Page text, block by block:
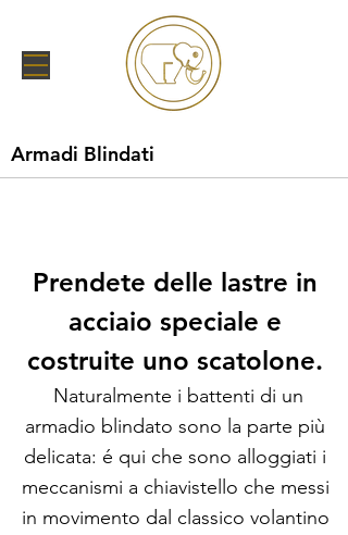
Armadi Blindati
Prendete delle lastre in
acciaio speciale e
costruite uno scatolone.
Naturalmente i battenti di un
armadio blindato sono la parte più
delicata: é qui che sono alloggiati i
meccanismi a chiavistello che messi
in movimento dal classico volantino